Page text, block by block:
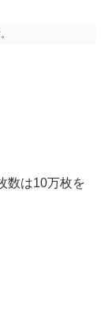
数は10万枚を